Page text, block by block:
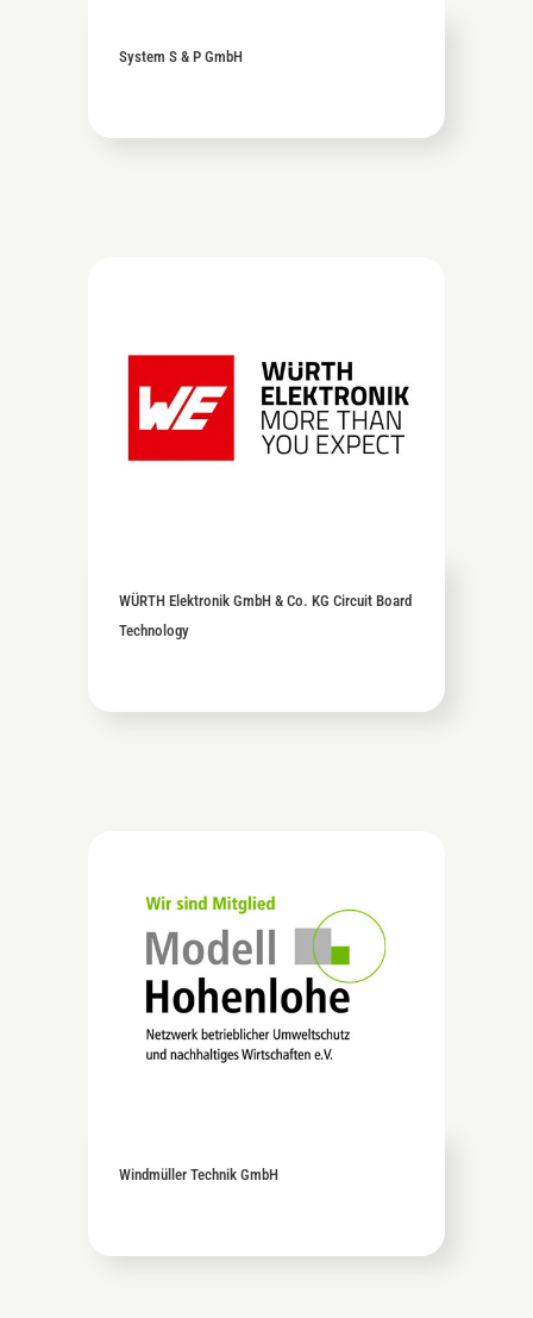
System S & P GmbH
WÜRTH Elektronik GmbH & Co. KG Circuit Board
Technology
Windmüller Technik GmbH